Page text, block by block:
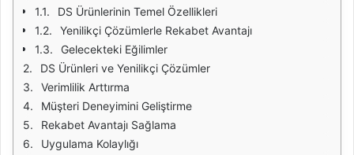
DS Ürünlerinin Temel Özellikleri
Yenilikçi Çözümlerle Rekabet Avantajı
Gelecekteki Eğilimler
DS Ürünleri ve Yenilikçi Çözümler
Verimlilik Arttırma
Müşteri Deneyimini Geliştirme
Rekabet Avantajı Sağlama
Uygulama Kolaylığı